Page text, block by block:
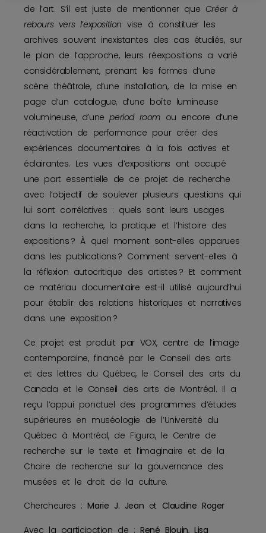
de l’art. S’il est juste de mentionner que Créer à
rebours vers l’exposition vise à constituer les
archives souvent inexistantes des cas étudiés, sur
le plan de l’approche, leurs réexpositions a varié
considérablement, prenant les formes d’une
scène théâtrale, d’une installation, de la mise en
page d’un catalogue, d’une boîte lumineuse
volumineuse, d’uneperiod room ou encore d’une
réactivation de performance pour créer des
expériences documentaires à la fois actives et
éclairantes. Les vues d’expositions ont occupé
une part essentielle de ce projet de recherche
avec l’objectif de soulever plusieurs questions qui
lui sont corrélatives : quels sont leurs usages
dans la recherche, la pratique et l’histoire des
expositions ? À quel moment sont-elles apparues
dans les publications ? Comment servent-elles à
la réflexion autocritique des artistes ? Et comment
ce matériau documentaire est-il utilisé aujourd’hui
pour établir des relations historiques et narratives
dans une exposition ?
Ce projet est produit par VOX, centre de l’image
contemporaine, financé par le Conseil des arts
et des lettres du Québec, le Conseil des arts du
Canada et le Conseil des arts de Montréal. Il a
reçu l’appui ponctuel des programmes d’études
supérieures en muséologie de l’Université du
Québec à Montréal, de Figura, le Centre de
recherche sur le texte et l’imaginaire et de la
Chaire de recherche sur la gouvernance des
musées et le droit de la culture.
Chercheures :Marie J. Jean et Claudine Roger
Avec la participation de :René Blouin, Lisa